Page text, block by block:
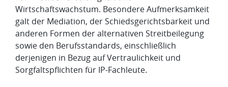
Wirtschaftswachstum. Besondere Aufmerksamkeit
galt der Mediation, der Schiedsgerichtsbarkeit und
anderen Formen der alternativen Streitbeilegung
sowie den Berufsstandards, einschließlich
derjenigen in Bezug auf Vertraulichkeit und
Sorgfaltspflichten für IP-Fachleute.